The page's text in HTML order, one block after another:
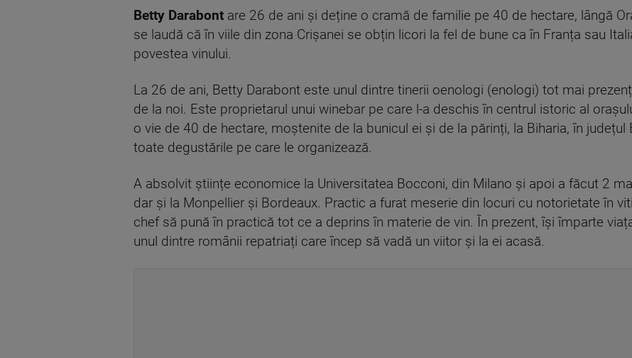
Betty Darabont are 26 de ani și deține o cramă de familie pe 40 de hectare, lângă
se laudă că în viile din zona Crișanei se obțin licori la fel de bune ca în Franța sau
povestea vinului.
La 26 de ani, Betty Darabont este unul dintre tinerii oenologi (enologi) tot mai
de la noi. Este proprietarul unui winebar pe care l-a deschis în centrul istoric al
o vie de 40 de hectare, moștenite de la bunicul ei și de la părinți, la Biharia, în
toate degustările pe care le organizează.
A absolvit științe economice la Universitatea Bocconi, din Milano și apoi a făcut 2
dar și la Monpellier și Bordeaux. Practic a furat meserie din locuri cu notorietate în
chef să pună în practică tot ce a deprins în materie de vin. În prezent, își împarte
unul dintre românii repatriați care încep să vadă un viitor și la ei acasă.